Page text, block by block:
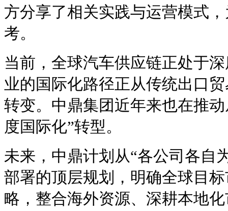
方分享了相关实践与运营模式
考。
当前，全球汽车供应链正处于
业的国际化路径正从传统出口
转变。中鼎集团近年来也在推
度国际化”转型。
未来，中鼎计划从“各公司各自
部署的顶层规划，明确全球目
略，整合海外资源、深耕本地